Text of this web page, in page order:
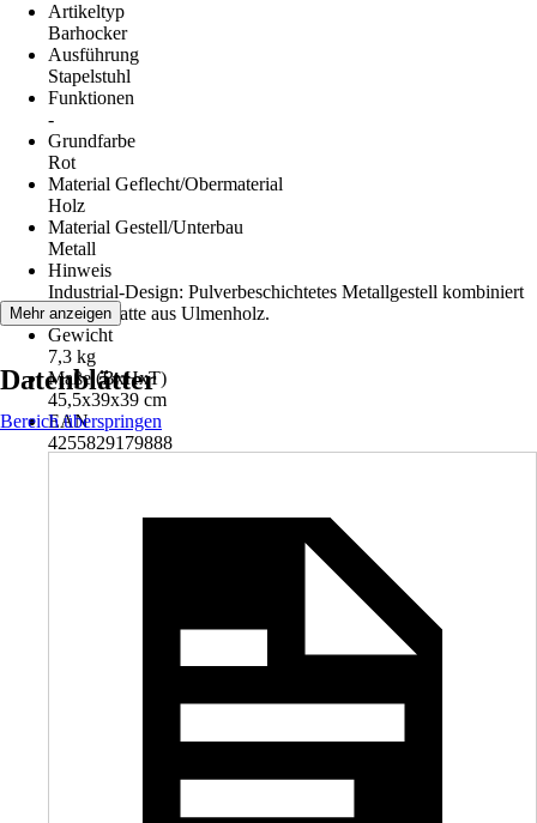
Artikeltyp
Barhocker
Ausführung
Stapelstuhl
Funktionen
-
Grundfarbe
Rot
Material Geflecht/Obermaterial
Holz
Material Gestell/Unterbau
Metall
Hinweis
Industrial-Design: Pulverbeschichtetes Metallgestell kombiniert
mit Sitzplatte aus Ulmenholz.
Gewicht
7,3 kg
Maße (BxHxT)
45,5x39x39 cm
EAN
4255829179888
Mehr anzeigen
Datenblätter
Bereich überspringen